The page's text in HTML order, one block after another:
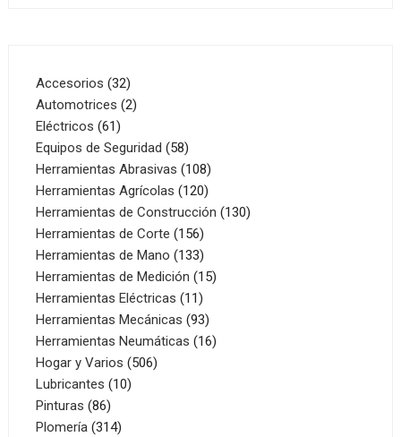
Accesorios 3232
productos
Automotrices 22
Eléctricos 6161
productos
Equipos de Seguridad 5858
productos
Herramientas Abrasivas 108108
productos
Herramientas Agrícolas 120120
productos
Herramientas de Construcción 130130
Herramientas de Corte 156156
productos
Herramientas de Mano 133133
productos
Herramientas de Medición 1515
Herramientas Eléctricas 1111
productos
Herramientas Mecánicas 9393
productos
Herramientas Neumáticas 1616
Hogar y Varios 506506
Lubricantes 1010
Pinturas 8686
productos
Plomería 314314